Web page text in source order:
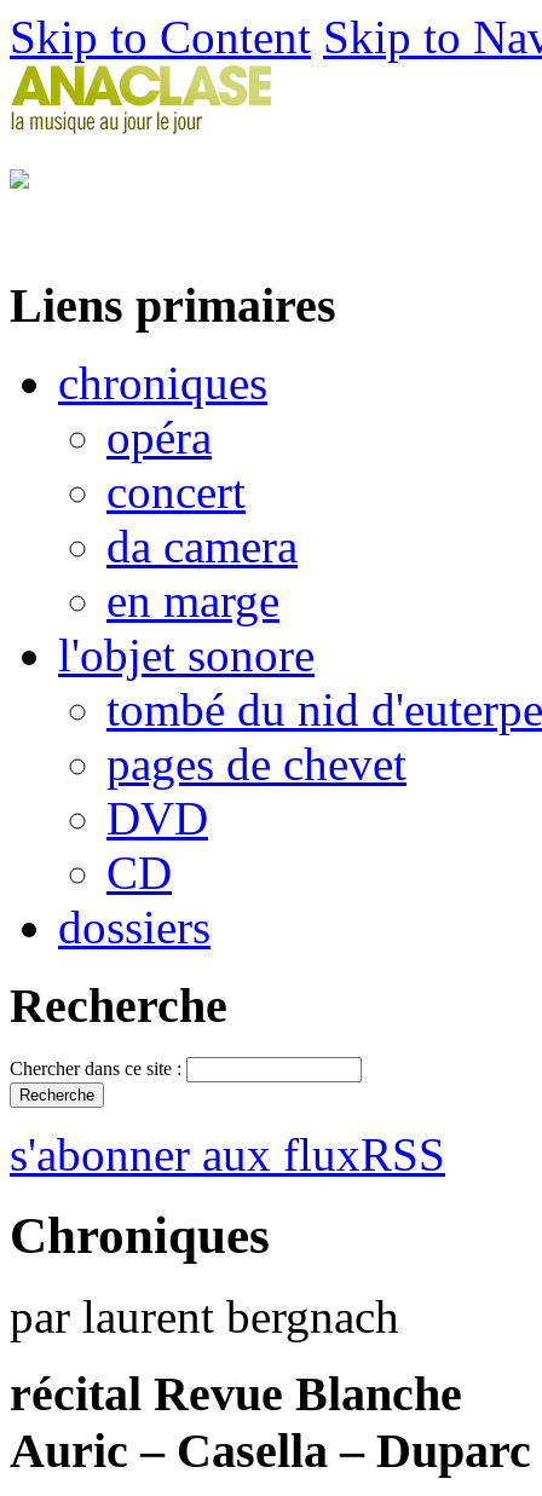
Skip to Content Skip to
Liens primaires
chroniques
opéra
concert
da camera
en marge
l'objet sonore
tombé du nid d'euterpe
pages de chevet
DVD
CD
dossiers
Recherche
Chercher dans ce site :
s'abonner aux fluxRSS
Chroniques
par laurent bergnach
récital Revue Blanche
Auric – Casella –